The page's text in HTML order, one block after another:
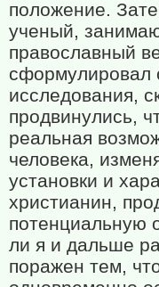
положение.
ученый,
православный
исследования,
продвинулись,
реальная
человека,
установки и
христианин,
потенциальную
ли я и дальше
поражен тем,